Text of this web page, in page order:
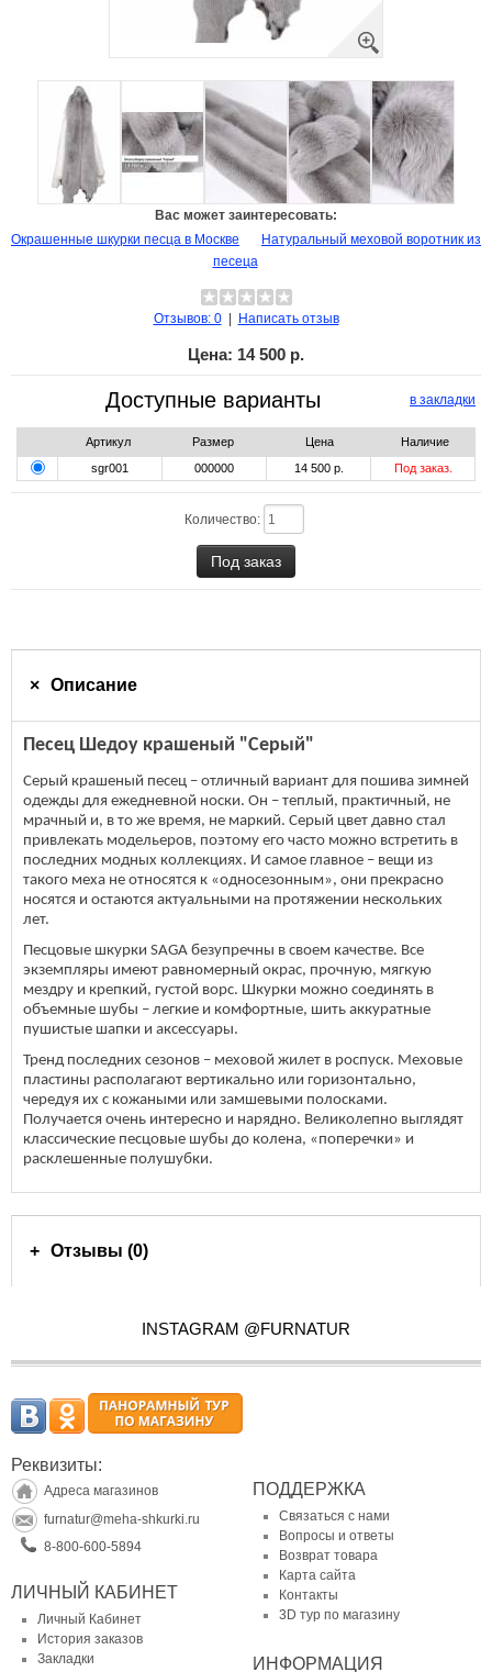
Вас может заинтересовать:
Окрашенные шкурки песца в Москве
Натуральный меховой воротник из
песеца
Отзывов: 0| Написать отзыв
Цена: 14 500 р.
в закладки
Доступные варианты
Артикул Размер Цена
Наличие
sgr001
000000 14 500 р. Под заказ.
Количество:
Описание
Песец Шедоу крашеный "Серый"
Серый крашеный песец – отличный вариант для пошива зимней
одежды для ежедневной носки. Он – теплый, практичный, не
мрачный и, в то же время, не маркий. Серый цвет давно стал
привлекать модельеров, поэтому его часто можно встретить в
последних модных коллекциях. И самое главное – вещи из
такого меха не относятся к «односезонным», они прекрасно
носятся и остаются актуальными на протяжении нескольких
лет.
Песцовые шкурки SAGA безупречны в своем качестве. Все
экземпляры имеют равномерный окрас, прочную, мягкую
мездру и крепкий, густой ворс. Шкурки можно соединять в
объемные шубы – легкие и комфортные, шить аккуратные
пушистые шапки и аксессуары.
Тренд последних сезонов – меховой жилет в роспуск. Меховые
пластины располагают вертикально или горизонтально,
чередуя их с кожаными или замшевыми полосками.
Получается очень интересно и нарядно. Великолепно выглядят
классические песцовые шубы до колена, «поперечки» и
расклешенные полушубки.
Отзывы (0)
INSTAGRAM @FURNATUR
Реквизиты:
Адреса магазинов
furnatur@meha-shkurki.ru
8-800-600-5894
ЛИЧНЫЙ КАБИНЕТ
Личный Кабинет
История заказов
Закладки
ПОДДЕРЖКА
Связаться с нами
Вопросы и ответы
Возврат товара
Карта сайта
Контакты
3D тур по магазину
ИНФОРМАЦИЯ